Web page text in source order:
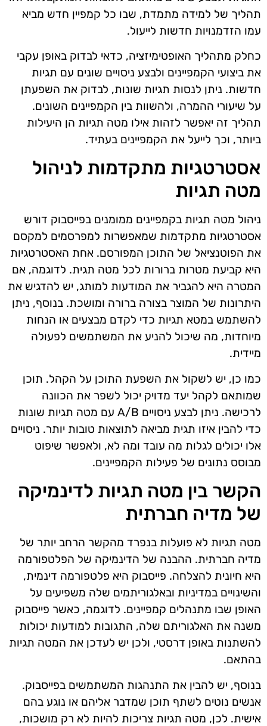
תהליך של למידה מתמדת, שבו כל קמפיין חדש מביא
עמו הזדמנויות חדשות לייעול.
כחלק מתהליך האופטימיזציה, כדאי לבדוק באופן עקבי
את ביצועי הקמפיינים ולבצע ניסויים שונים עם תגיות
חדשות. ניתן לנסות תגיות שונות, לבדוק את השפעתן
על שיעורי ההמרה, ולהשוות בין הקמפיינים השונים.
תהליך זה יאפשר לזהות אילו מטה תגיות הן היעילות
ביותר, וכך לייעל את הקמפיינים בעתיד.
אסטרטגיות מתקדמות לניהול
מטה תגיות
ניהול מטה תגיות בקמפיינים ממומנים בפייסבוק דורש
אסטרטגיות מתקדמות שמאפשרות למפרסמים למקסם
את הפוטנציאל של התוכן המפורסם. אחת האסטרטגיות
היא קביעת מטרות ברורות לכל מטה תגית. לדוגמה, אם
המטרה היא להגביר את המודעות למותג, יש להדגיש את
היתרונות של המוצר בצורה ברורה ומושכת. בנוסף, ניתן
להשתמש במטא תגיות כדי לקדם מבצעים או הנחות
מיוחדות, מה שיכול להניע את המשתמשים לפעולה
מיידית.
כמו כן, יש לשקול את השפעת התוכן על הקהל. תוכן
שמותאם לקהל יעד מדויק יכול לשפר את הכוונה
לרכישה. ניתן לבצע ניסויים A/B עם מטה תגיות שונות
כדי להבין איזו תגית מביאה לתוצאות טובות יותר. ניסויים
אלו יכולים לגלות מה עובד ומה לא, ולאפשר שיפוט
מבוסס נתונים של פעילות הקמפיינים.
הקשר בין מטה תגיות לדינמיקה
של מדיה חברתית
מטה תגיות לא פועלות בנפרד מהקשר הרחב יותר של
מדיה חברתית. ההבנה של הדינמיקה של הפלטפורמה
היא חיונית להצלחה. פייסבוק היא פלטפורמה דינמית,
והשינויים במדיניות ובאלגוריתמים שלה משפיעים על
האופן שבו מתנהלים קמפיינים. לדוגמה, כאשר פייסבוק
משנה את האלגוריתם שלה, התגובות למודעות יכולות
להשתנות באופן דרסטי, ולכן יש לעדכן את המטה תגיות
בהתאם.
בנוסף, יש להבין את התנהגות המשתמשים בפייסבוק.
אנשים נוטים לשתף תוכן שמדבר אליהם או נוגע בהם
אישית. לכן, מטה תגיות צריכות להיות לא רק מושכות,